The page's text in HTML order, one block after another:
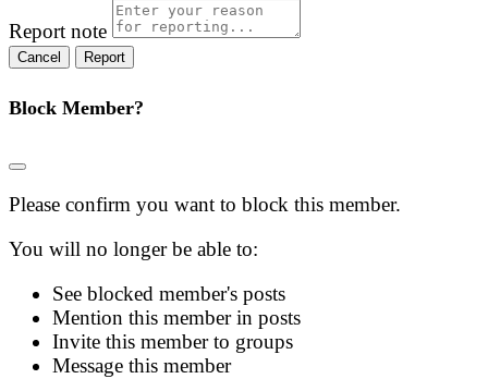
Report note
Report
Block Member?
Please confirm you want to block this member.
You will no longer be able to:
See blocked member's posts
Mention this member in posts
Invite this member to groups
Message this member